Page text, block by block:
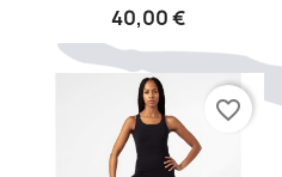
40,00 €
favorite_border